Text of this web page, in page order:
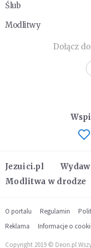
Ślub
Modlitwy
Dołącz
Jezuici.pl
Modlitwa w drodze
O portalu Regulamin
Reklama
Informacje o
Copyright 2019 © Deon.pl